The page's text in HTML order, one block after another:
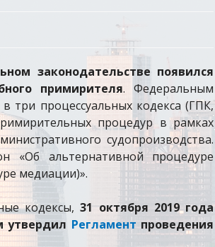
законодательстве появился
примирителя. Федеральным
процессуальных кодекса (ГПК,
процедур в рамках
судопроизводства.
«Об альтернативной процедуре
медиации)».
кодексы,31 октября 2019 года
утвердил Регламент проведения